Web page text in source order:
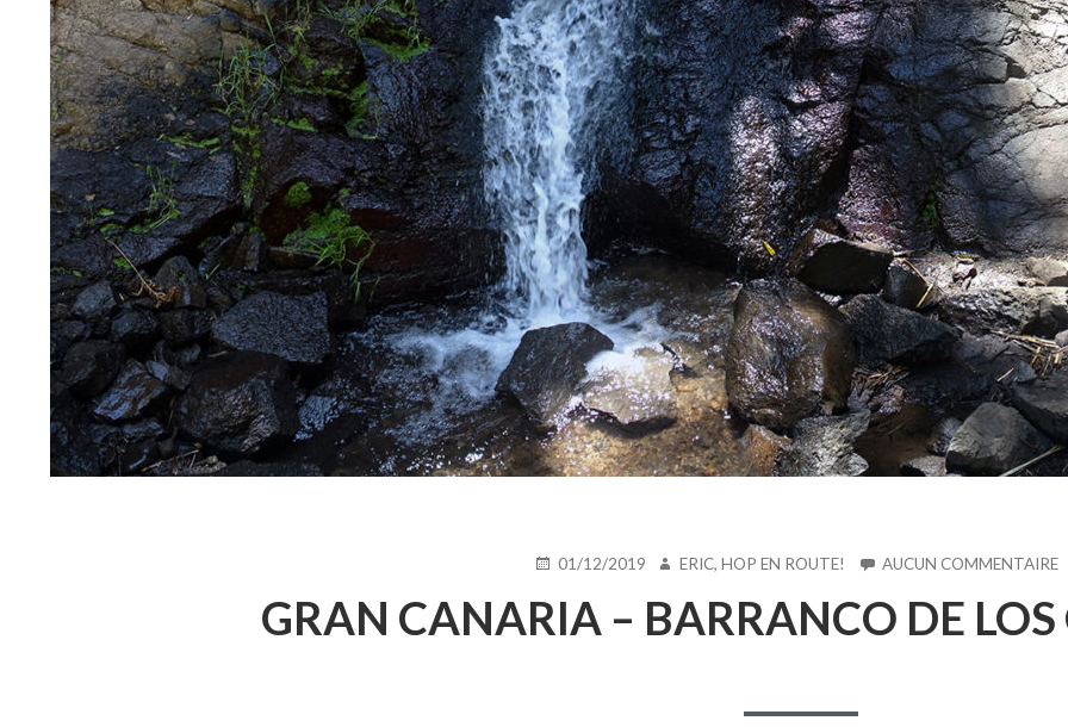
PUBLIÉ
01/12/2019 AUTEUR
ERIC, HOP EN ROUTE! AUCUN COMMENTAIRE
GRAN CANARIA – BARRANCO DE LOS